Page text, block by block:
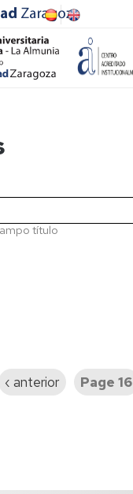
título
Previous
‹ anterior Page 16